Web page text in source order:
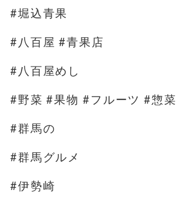
#堀込青果
#八百屋 #青果店
#八百屋めし
#野菜 #果物 #フルーツ #惣菜
#群馬の
#群馬グルメ
#伊勢崎